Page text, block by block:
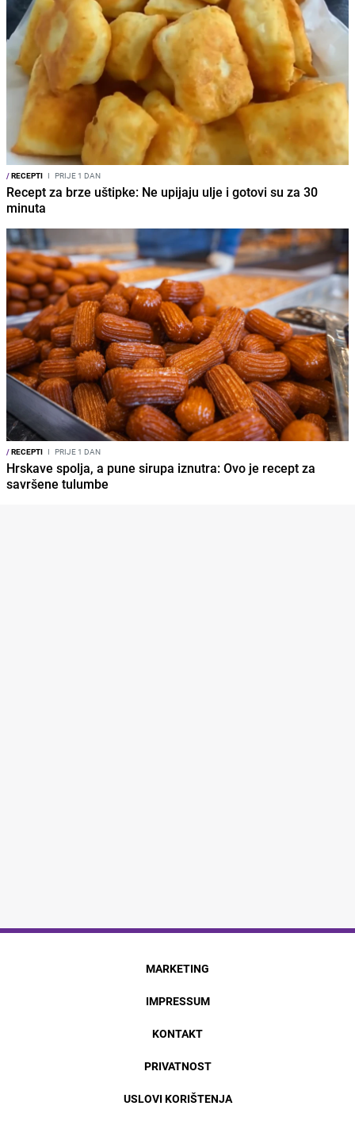
/RECEPTI I PRIJE 1 DAN
Recept za brze uštipke: Ne upijaju ulje i gotovi su za 30
minuta
/RECEPTI I PRIJE 1 DAN
Hrskave spolja, a pune sirupa iznutra: Ovo je recept za
savršene tulumbe
MARKETING
IMPRESSUM
KONTAKT
PRIVATNOST
USLOVI KORIŠTENJA